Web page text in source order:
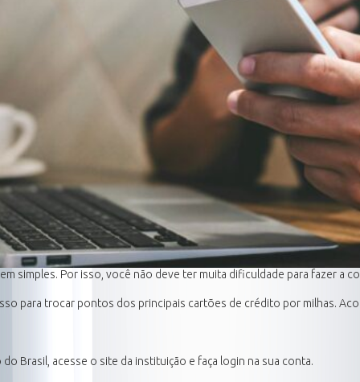
simples. Por isso, você não deve ter muita dificuldade para fazer a
para trocar pontos dos principais cartões de crédito por milhas.
Brasil, acesse o site da instituição e faça login na sua conta.